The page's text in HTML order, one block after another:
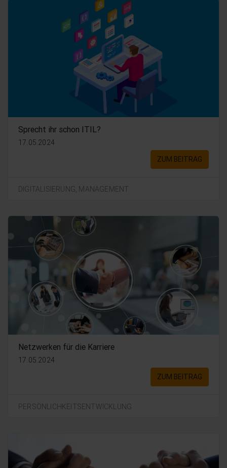
Sprecht ihr schon ITIL?
17.05.2024
ZUM BEITRAG
DIGITALISIERUNG, MANAGEMENT
Netzwerken für die Karriere
17.05.2024
ZUM BEITRAG
PERSÖNLICHKEITSENTWICKLUNG